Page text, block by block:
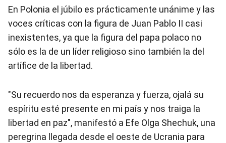
En Polonia el júbilo es prácticamente unánime y las
voces críticas con la figura de Juan Pablo II casi
inexistentes, ya que la figura del papa polaco no
sólo es la de un líder religioso sino también la del
artífice de la libertad.
"Su recuerdo nos da esperanza y fuerza, ojalá su
espíritu esté presente en mi país y nos traiga la
libertad en paz", manifestó a Efe Olga Shechuk, una
peregrina llegada desde el oeste de Ucrania para